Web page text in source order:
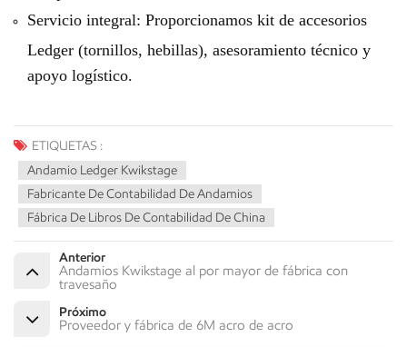
Servicio integral: Proporcionamos kit de accesorios
Ledger (tornillos, hebillas), asesoramiento técnico y
apoyo logístico.
ETIQUETAS :
Andamio Ledger Kwikstage
Fabricante De Contabilidad De Andamios
Fábrica De Libros De Contabilidad De China
Anterior
Andamios Kwikstage al por mayor de fábrica con
travesaño
Próximo
Proveedor y fábrica de 6M acro de acro